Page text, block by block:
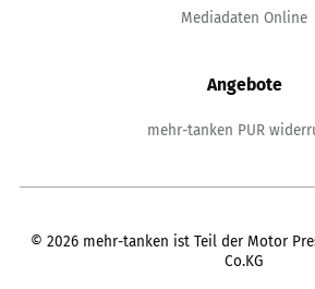
Mediadaten Online
Angebote
mehr-tanken PUR
© 2026 mehr-tanken ist Teil der Motor
Co.KG